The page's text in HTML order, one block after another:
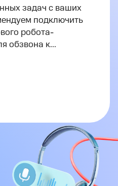
задач с ваших
подключить
робота-
обзвона к...